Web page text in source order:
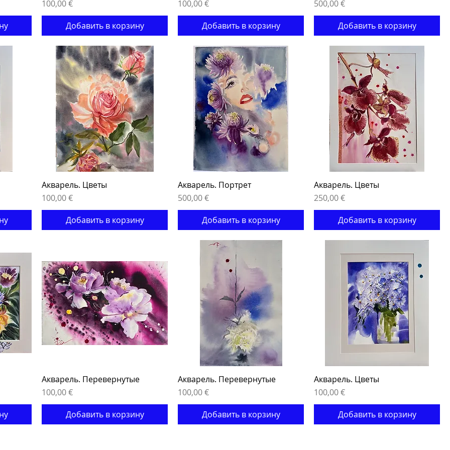
Цена
100,00 €
Добавить в корзину
Цена
100,00 €
Добавить в корзину
Цена
500,00 €
Добавить в корзину
Акварель. Цветы
Цена
100,00 €
Добавить в корзину
Акварель. Портрет
Цена
500,00 €
Добавить в корзину
Акварель. Цветы
Цена
250,00 €
Добавить в корзину
Акварель. Перевернутые
Цена
100,00 €
Добавить в корзину
Акварель. Перевернутые
Цена
100,00 €
Добавить в корзину
Акварель. Цветы
Цена
100,00 €
Добавить в корзину